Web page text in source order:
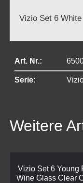
Vizio Set 6
Art. Nr.:
Serie:
Weitere
Vizio Set 6 Young
Wine Glass Clear